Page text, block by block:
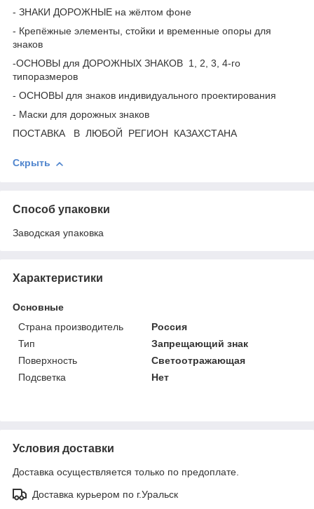
- ЗНАКИ ДОРОЖНЫЕ на жёлтом фоне
- Крепёжные элементы, стойки и временные опоры для
знаков
-ОСНОВЫ для ДОРОЖНЫХ ЗНАКОВ 1, 2, 3, 4-го
типоразмеров
- ОСНОВЫ для знаков индивидуального проектирования
- Маски для дорожных знаков
ПОСТАВКА В ЛЮБОЙ РЕГИОН КАЗАХСТАНА
Скрыть
Способ упаковки
Заводская упаковка
Характеристики
Основные
Страна производитель
Россия
Тип
Запрещающий знак
Поверхность
Светоотражающая
Подсветка
Нет
Условия доставки
Доставка осуществляется только по предоплате.
Доставка курьером по г.Уральск